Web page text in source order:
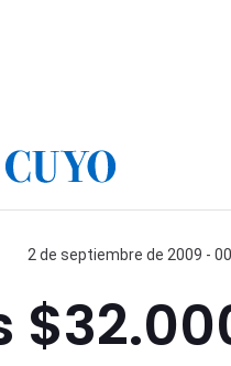
2 de septiembre de 2009 -